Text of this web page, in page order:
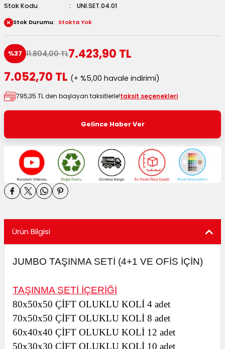
Kutuları
Masura Kapaklı
ve Koliler
Stok Kodu UNI.SET.04.01
Stok Durumu Stokta Yok
%37 11.804,00 TL7.423,90 TL
7.052,70 TL (+ %5,00 havale indirimi)
795,35 TL den başlayan taksitlerle!taksit seçenekleri
Gelince Haber Ver
Ürün Bilgisi
JUMBO TAŞINMA SETİ (4+1 VE OFİS İÇİN)
TAŞINMA SETİ İÇERİĞİ
80x50x50 ÇİFT OLUKLU KOLİ 4 adet
70x50x50 ÇİFT OLUKLU KOLİ 8 adet
60x40x40 ÇİFT OLUKLU KOLİ 12 adet
50x30x30 ÇİFT OLUKLU KOLİ 10 adet